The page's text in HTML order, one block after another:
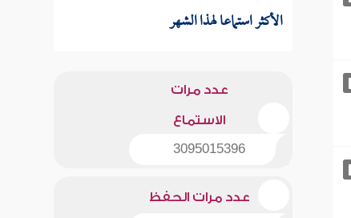
الأكثر استماعا لهذا الشهر
عدد مرات
الاستماع
3095015396
عدد مرات الحفظ